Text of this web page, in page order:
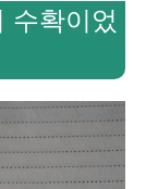
수확이었